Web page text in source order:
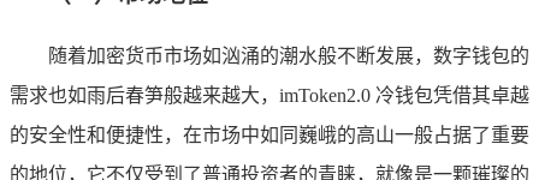
随着加密货币市场如汹涌的潮水般不断发展，数字钱包的
需求也如雨后春笋般越来越大，imToken2.0 冷钱包凭借其卓越
的安全性和便捷性，在市场中如同巍峨的高山一般占据了重要
的地位，它不仅受到了普通投资者的青睐，就像是一颗璀璨的